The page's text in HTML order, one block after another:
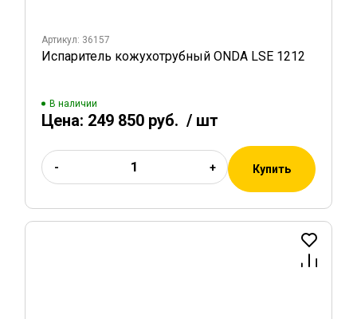
Артикул: 36157
Испаритель кожухотрубный ONDA LSE 1212
В наличии
Цена: 249 850 руб. / шт
- + Купить